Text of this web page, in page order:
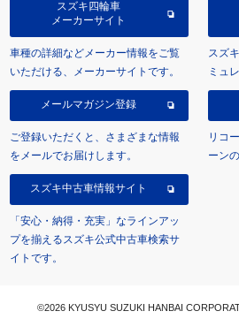
スズキ四輪車
メーカーサイト
車種の詳細などメーカー情報をご覧
いただける、メーカーサイトです。
スズ
ミュ
メールマガジン登録
ご登録いただくと、さまざまな情報
をメールでお届けします。
リコ
ーン
スズキ中古車情報サイト
「安心・納得・充実」なラインアッ
プを揃えるスズキ公式中古車検索サ
イトです。
©2026 KYUSYU SUZUKI HANBAI